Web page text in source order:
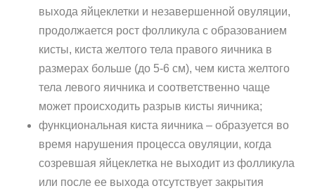
выхода яйцеклетки и незавершенной овуляции,
продолжается рост фолликула с образованием
кисты, киста желтого тела правого яичника в
размерах больше (до 5-6 см), чем киста желтого
тела левого яичника и соответственно чаще
может происходить разрыв кисты яичника;
функциональная киста яичника – образуется во
время нарушения процесса овуляции, когда
созревшая яйцеклетка не выходит из фолликула
или после ее выхода отсутствует закрытия